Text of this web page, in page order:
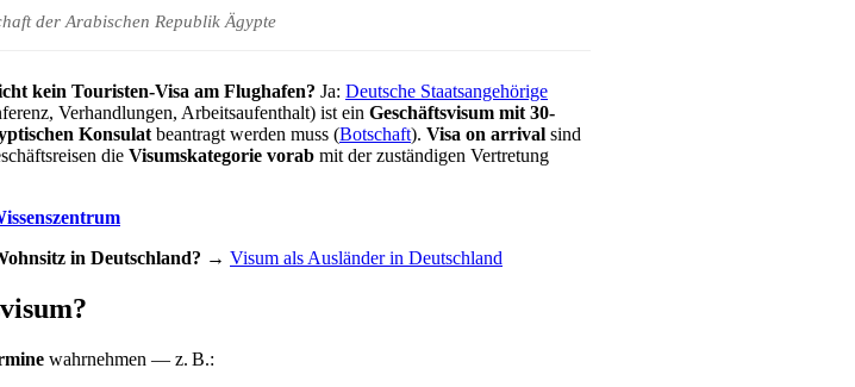
der Arabischen Republik Ägypte
kein Touristen-Visa am Flughafen? Ja: Deutsche Staatsangehörige
Verhandlungen, Arbeitsaufenthalt) ist ein Geschäftsvisum mit 30-
Konsulat beantragt werden muss (Botschaft). Visa on arrival sind
die Visumskategorie vorab mit der zuständigen Vertretung
in Deutschland? → Visum als Ausländer in Deutschland
wahrnehmen — z. B.: